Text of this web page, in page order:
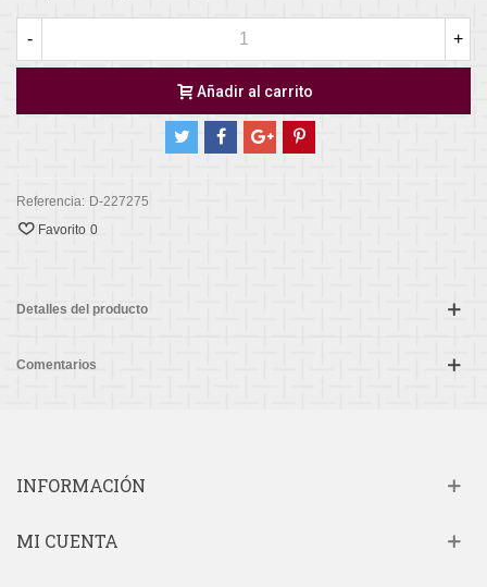
- +
Añadir al carrito
Referencia: D-227275
Favorito 0
Detalles del producto
Comentarios
INFORMACIÓN
MI CUENTA